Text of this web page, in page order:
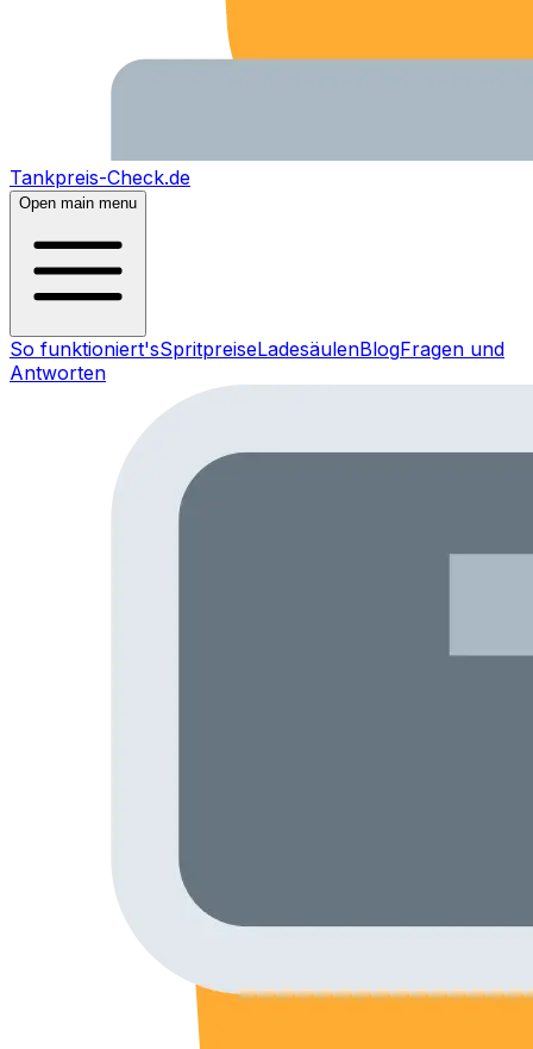
Tankpreis-Check.de
Open main menu
So funktioniert'sSpritpreiseLadesäulenBlogFragen und
Antworten